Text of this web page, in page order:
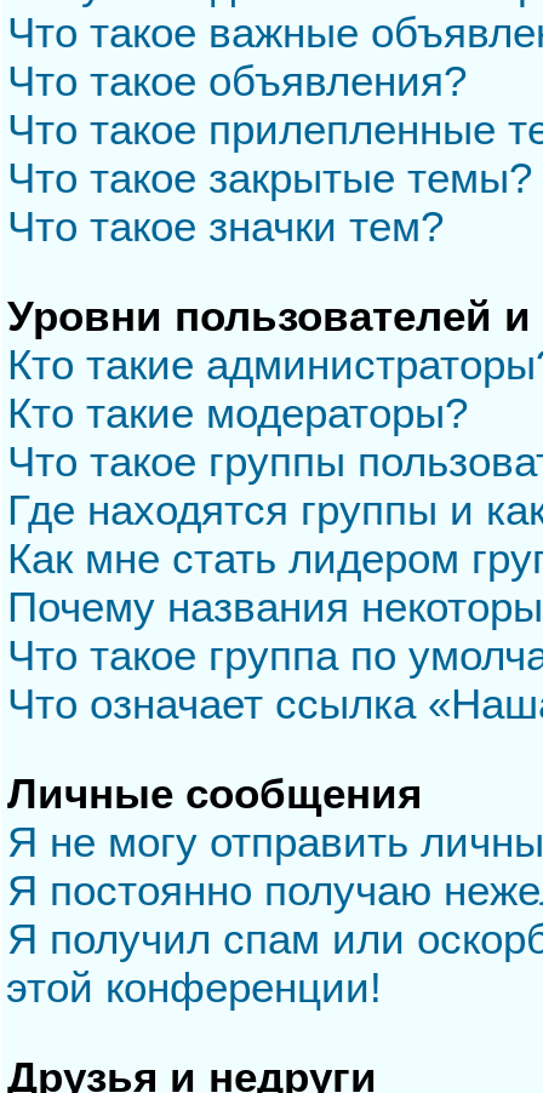
Что такое важные
Что такое объявления?
Что такое прилепленные
Что такое закрытые темы?
Что такое значки тем?
Уровни пользователей
Кто такие
Кто такие модераторы?
Что такое группы
Где находятся группы и
Как мне стать лидером
Почему названия
Что такое группа по
Что означает ссылка
Личные сообщения
Я не могу отправить
Я постоянно получаю
Я получил спам или
этой конференции!
Друзья и недруги